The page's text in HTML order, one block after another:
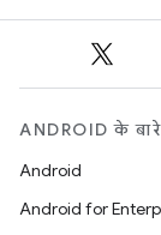
ANDROID के
Android
Android for